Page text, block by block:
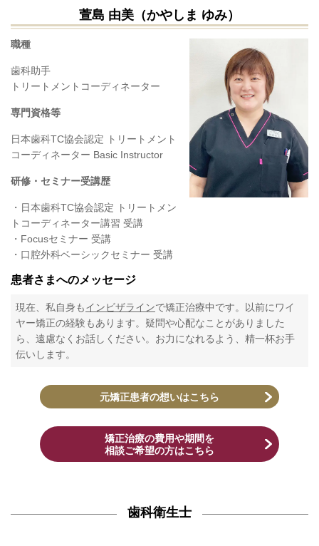
萱島 由美（かやしま ゆみ）
職種
歯科助手
トリートメントコーディネーター
専門資格等
日本歯科TC協会認定 トリートメント
コーディネーター Basic Instructor
研修・セミナー受講歴
・日本歯科TC協会認定 トリートメン
トコーディネーター講習 受講
・Focusセミナー 受講
・口腔外科ベーシックセミナー 受講
患者さまへのメッセージ
現在、私自身もインビザラインで矯正治療中です。以前にワイ
ヤー矯正の経験もあります。疑問や心配なことがありました
ら、遠慮なくお話しください。お力になれるよう、精一杯お手
伝いします。
元矯正患者の想いはこちら
矯正治療の費用や期間を
相談ご希望の方はこちら
歯科衛生士